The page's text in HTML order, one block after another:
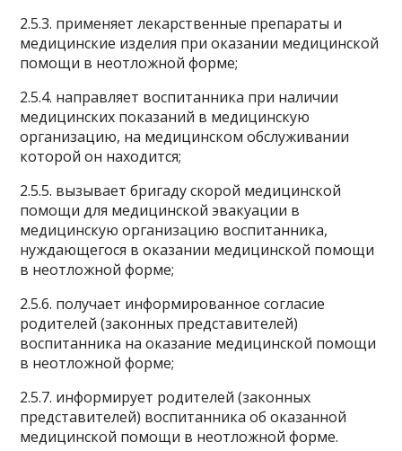
2.5.3. применяет лекарственные препараты и
медицинские изделия при оказании медицинской
помощи в неотложной форме;
2.5.4. направляет воспитанника при наличии
медицинских показаний в медицинскую
организацию, на медицинском обслуживании
которой он находится;
2.5.5. вызывает бригаду скорой медицинской
помощи для медицинской эвакуации в
медицинскую организацию воспитанника,
нуждающегося в оказании медицинской помощи
в неотложной форме;
2.5.6. получает информированное согласие
родителей (законных представителей)
воспитанника на оказание медицинской помощи
в неотложной форме;
2.5.7. информирует родителей (законных
представителей) воспитанника об оказанной
медицинской помощи в неотложной форме.